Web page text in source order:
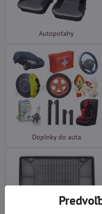
Autopoťahy
Doplnky do auta